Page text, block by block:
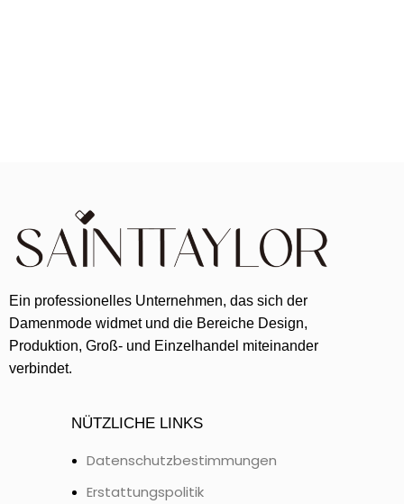
Ein professionelles Unternehmen, das sich der
Damenmode widmet und die Bereiche Design,
Produktion, Groß- und Einzelhandel miteinander
verbindet.
NÜTZLICHE LINKS
Datenschutzbestimmungen
Erstattungspolitik